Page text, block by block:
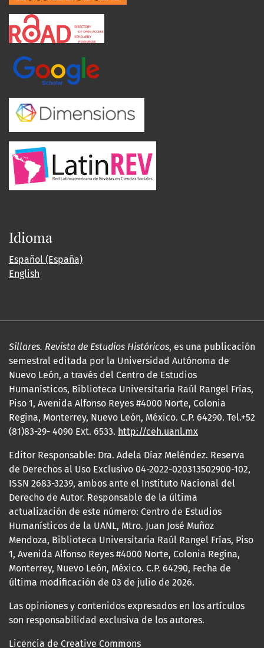
Idioma
Español (España)
English
Sillares. Revista de Estudios Históricos, es una publicación
semestral editada por la Universidad Autónoma de
Nuevo León, a través del Centro de Estudios
Humanísticos, Biblioteca Universitaria Raúl Rangel Frías,
Piso 1, Avenida Alfonso Reyes #4000 Norte, Colonia
Regina, Monterrey, Nuevo León, México. C.P. 64290. Tel.+52
(81)83-29- 4090 Ext. 6533. http://ceh.uanl.mx
Editor Responsable: Dra. Adela Díaz Meléndez. Reserva
de Derechos al Uso Exclusivo 04-2022-020313502900-102,
ISSN 2683-3239, ambos ante el Instituto Nacional del
Derecho de Autor. Responsable de la última
actualización de este número: Centro de Estudios
Humanísticos de la UANL, Mtro. Juan José Muñoz
Mendoza, Biblioteca Universitaria Raúl Rangel Frías, Piso
1, Avenida Alfonso Reyes #4000 Norte, Colonia Regina,
Monterrey, Nuevo León, México. C.P. 64290, Fecha de
última modificación de 03 de julio de 2026.
Las opiniones y contenidos expresados en los artículos
son responsabilidad exclusiva de los autores.
Licencia de Creative Commons